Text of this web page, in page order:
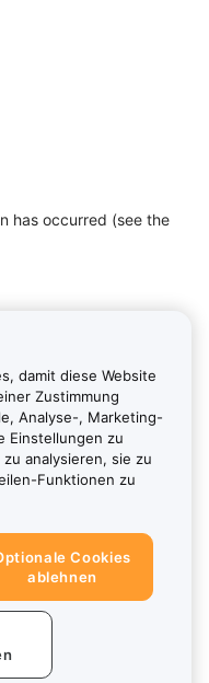
has occurred (see the
damit diese Website
Zustimmung
Analyse-, Marketing-
Einstellungen zu
analysieren, sie zu
Funktionen zu
Cookies
ablehnen